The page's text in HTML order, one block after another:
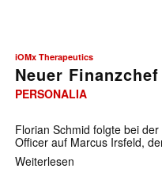
iOMx Therapeutics
Neuer
PERSONALIA
Florian Schmid folgte bei
Officer auf Marcus Irsfeld,
Weiterlesen